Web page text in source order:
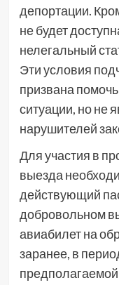
депортации.
не будет
нелегальный
Эти условия
призвана
ситуации, но не
нарушителей
Для участия в
выезда
действующий
добровольном
авиабилет на
заранее, в